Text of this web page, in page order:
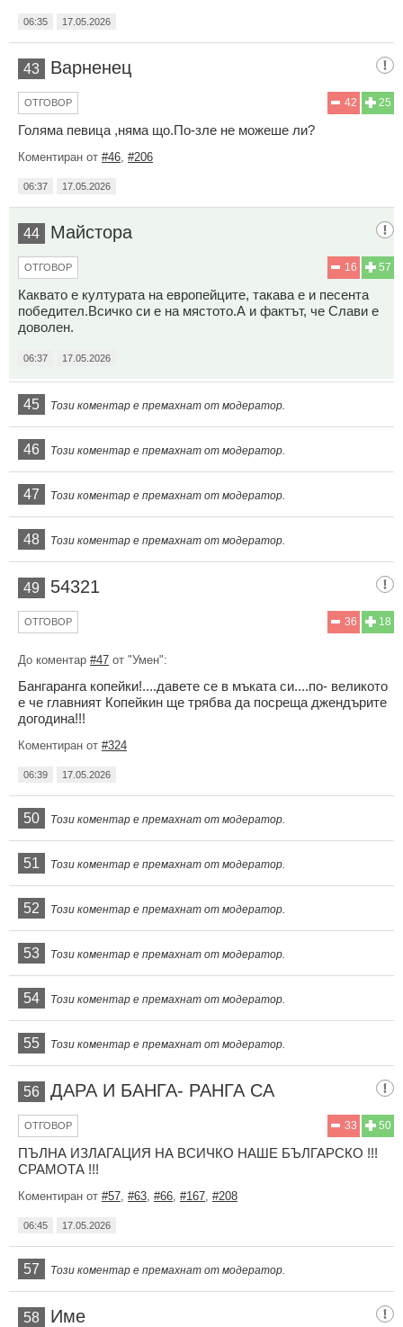
06:35 17.05.2026
43 Варненец
25
42
ОТГОВОР
Голяма певица ,няма що.По-зле не можеше ли?
Коментиран от #46 #206
06:37 17.05.2026
44 Майстора
57
16
ОТГОВОР
Каквато е културата на европейците, такава е и песента
победител.Всичко си е на мястото.А и фактът, че Слави е
доволен.
06:37 17.05.2026
45 Този коментар е премахнат от модератор.
46 Този коментар е премахнат от модератор.
47 Този коментар е премахнат от модератор.
48 Този коментар е премахнат от модератор.
49 54321
18
36
ОТГОВОР
До коментар #47 от "Умен":
Бангаранга копейки!....давете се в мъката си....по- великото
е че главният Копейкин ще трябва да посреща джендърите
догодина!!!
Коментиран от #324
06:39 17.05.2026
50 Този коментар е премахнат от модератор.
51 Този коментар е премахнат от модератор.
52 Този коментар е премахнат от модератор.
53 Този коментар е премахнат от модератор.
54 Този коментар е премахнат от модератор.
55 Този коментар е премахнат от модератор.
56 ДАРА И БАНГА- РАНГА СА
50
33
ОТГОВОР
ПЪЛНА ИЗЛАГАЦИЯ НА ВСИЧКО НАШЕ БЪЛГАРСКО !!!
СРАМОТА !!!
Коментиран от #57 #63 #66 #167 #208
06:45 17.05.2026
57 Този коментар е премахнат от модератор.
58 Име